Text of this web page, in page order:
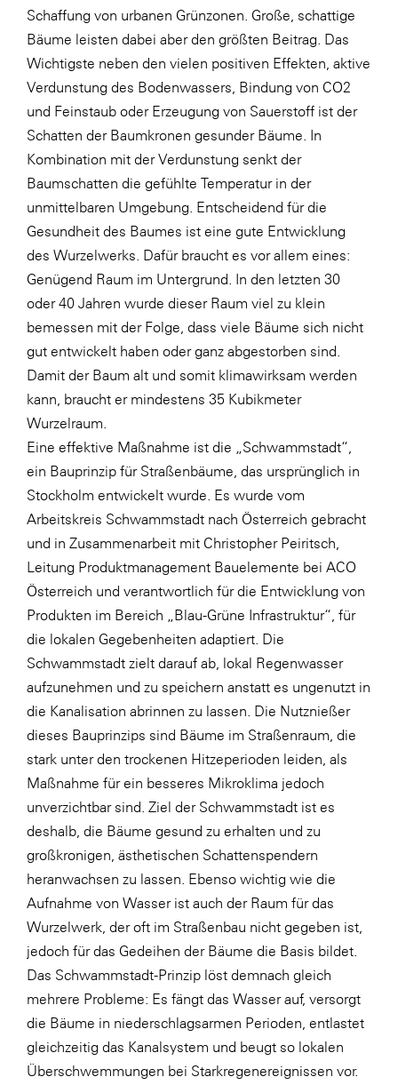
Sony DADC
SPIEGLTEC
STIHL Tirol
Trend Micro
TAG GmbH
VALETTA
Verband Druck Medien Österreich
Wirtschaftskammer Salzburg
WKS Fachgruppe Fahrzeughandel und
Fahrzeugtechnik
WKS Fachgruppe Finanzdienstleister
WK UBIT
Zühlke
Media
Schaffung von urbanen Grünzonen. Große, schattige
Bäume leisten dabei aber den größten Beitrag. Das
Wichtigste neben den vielen positiven Effekten, aktive
Verdunstung des Bodenwassers, Bindung von CO2
und Feinstaub oder Erzeugung von Sauerstoff ist der
Schatten der Baumkronen gesunder Bäume. In
Kombination mit der Verdunstung senkt der
Baumschatten die gefühlte Temperatur in der
unmittelbaren Umgebung. Entscheidend für die
Gesundheit des Baumes ist eine gute Entwicklung
des Wurzelwerks. Dafür braucht es vor allem eines:
Genügend Raum im Untergrund. In den letzten 30
oder 40 Jahren wurde dieser Raum viel zu klein
bemessen mit der Folge, dass viele Bäume sich nicht
gut entwickelt haben oder ganz abgestorben sind.
Damit der Baum alt und somit klimawirksam werden
kann, braucht er mindestens 35 Kubikmeter
Wurzelraum.
Eine effektive Maßnahme ist die „Schwammstadt“,
ein Bauprinzip für Straßenbäume, das ursprünglich in
Stockholm entwickelt wurde. Es wurde vom
Arbeitskreis Schwammstadt nach Österreich gebracht
und in Zusammenarbeit mit Christopher Peiritsch,
Leitung Produktmanagement Bauelemente bei ACO
Österreich und verantwortlich für die Entwicklung von
Produkten im Bereich „Blau-Grüne Infrastruktur“, für
die lokalen Gegebenheiten adaptiert. Die
Schwammstadt zielt darauf ab, lokal Regenwasser
aufzunehmen und zu speichern anstatt es ungenutzt in
die Kanalisation abrinnen zu lassen. Die Nutznießer
dieses Bauprinzips sind Bäume im Straßenraum, die
stark unter den trockenen Hitzeperioden leiden, als
Maßnahme für ein besseres Mikroklima jedoch
unverzichtbar sind. Ziel der Schwammstadt ist es
deshalb, die Bäume gesund zu erhalten und zu
großkronigen, ästhetischen Schattenspendern
heranwachsen zu lassen. Ebenso wichtig wie die
Aufnahme von Wasser ist auch der Raum für das
Wurzelwerk, der oft im Straßenbau nicht gegeben ist,
jedoch für das Gedeihen der Bäume die Basis bildet.
Das Schwammstadt-Prinzip löst demnach gleich
mehrere Probleme: Es fängt das Wasser auf, versorgt
die Bäume in niederschlagsarmen Perioden, entlastet
gleichzeitig das Kanalsystem und beugt so lokalen
Überschwemmungen bei Starkregenereignissen vor.